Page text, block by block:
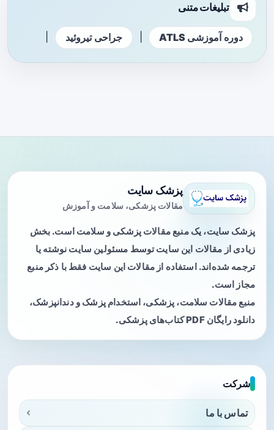
تبلیغات متنی
دوره آموزشی ATLS جراحی تیروئید
پزشک سایت
مقالات پزشکی، سلامت و آموزش
پزشک سایت، یک منبع مقالات پزشکی و سلامت است. بخش
زیادی از مقالات این سایت توسط مسئولین سایت نوشته یا
ترجمه شده‌اند. استفاده از مقالات این سایت فقط با ذکر منبع
مجاز است.
منبع مقالات سلامت، پزشکی، استخدام پزشک و دندانپزشک،
دانلود رایگان PDF کتاب‌های پزشکی.
شرکت
تماس با ما